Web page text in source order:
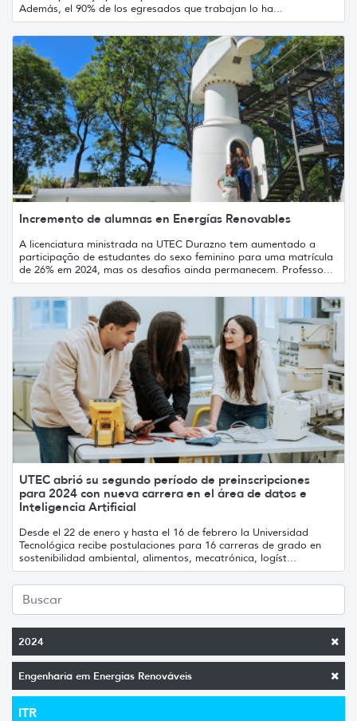
2024
Engenharia em Energias Renováveis
ITR
Además, el 90% de los egresados que trabajan lo ha...
Incremento de alumnas en Energías Renovables
A licenciatura ministrada na UTEC Durazno tem aumentado a
participação de estudantes do sexo feminino para uma matrícula
de 26% em 2024, mas os desafios ainda permanecem. Professo...
UTEC abrió su segundo período de preinscripciones
para 2024 con nueva carrera en el área de datos e
Inteligencia Artificial
Desde el 22 de enero y hasta el 16 de febrero la Universidad
Tecnológica recibe postulaciones para 16 carreras de grado en
sostenibilidad ambiental, alimentos, mecatrónica, logíst...